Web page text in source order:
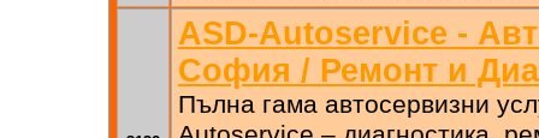
ASD-Autoservice -
София / Ремонт и
Пълна гама автосервизни